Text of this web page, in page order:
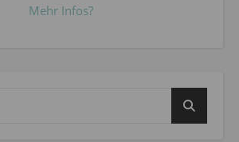
Mehr Infos?